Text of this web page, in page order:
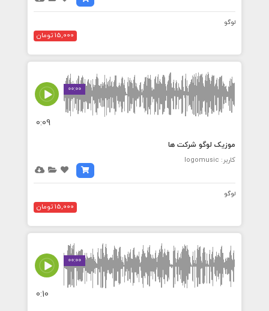
لوگو
15,000 تومان
00:00
0:09
موزیک لوگو شرکت ها
کاربر: logomusic
لوگو
15,000 تومان
00:00
0:10